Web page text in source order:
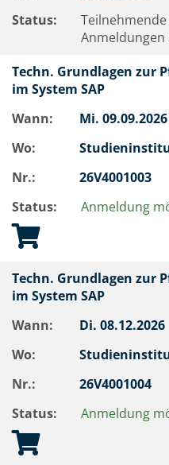
Status:
Techn. Grundlagen zur
im System SAP
Wann:
Mi. 09.09.2026
Wo:
Nr.:
26V4001003
Status:
Anmeldung
Techn. Grundlagen zur
im System SAP
Wann:
Di. 08.12.2026
Wo:
Nr.:
26V4001004
Status:
Anmeldung